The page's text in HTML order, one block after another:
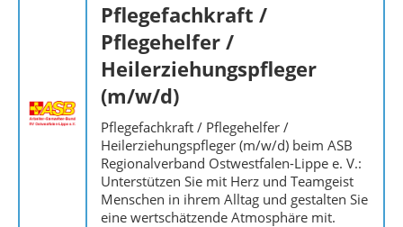
Pflegefachkraft /
Pflegehelfer /
Heilerziehungspfleger
(m/w/d)
Pflegefachkraft / Pflegehelfer /
Heilerziehungspfleger (m/w/d) beim ASB
Regionalverband Ostwestfalen-Lippe e. V.:
Unterstützen Sie mit Herz und Teamgeist
Menschen in ihrem Alltag und gestalten Sie
eine wertschätzende Atmosphäre mit.